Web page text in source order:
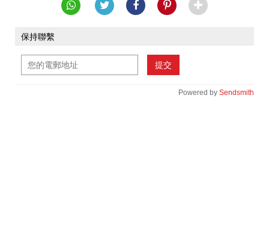
保持聯繫
提交
Powered by Sendsmith